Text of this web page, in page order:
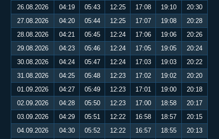
26.08.2026
04:19 05:43 12:25 17:08 19:10
20:30
27.08.2026
04:20 05:44 12:25 17:07 19:08
20:28
28.08.2026
04:21 05:45 12:24 17:06 19:06
20:26
29.08.2026
04:23 05:46 12:24 17:05 19:05
20:24
30.08.2026
04:24 05:47 12:24 17:03 19:03
20:22
31.08.2026
04:25 05:48 12:23 17:02 19:02
20:20
01.09.2026
04:27 05:49 12:23 17:01 19:00
20:18
02.09.2026
04:28 05:50 12:23 17:00 18:58
20:17
03.09.2026
04:29 05:51 12:22 16:58 18:57
20:15
04.09.2026
04:30 05:52 12:22 16:57 18:55
20:13